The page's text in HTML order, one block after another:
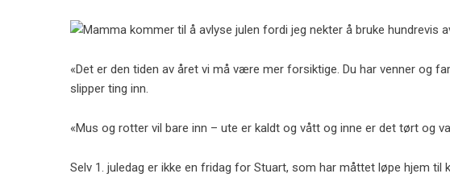
«Det er den tiden av året vi må være mer forsiktige. Du har venner og
slipper ting inn.
«Mus og rotter vil bare inn – ute er kaldt og vått og inne er det tørt og
Selv 1. juledag er ikke en fridag for Stuart, som har måttet løpe hjem til